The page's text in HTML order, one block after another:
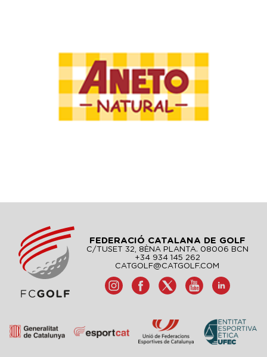
FEDERACIÓ CATALANA DE GOLF
C/TUSET 32, 8ÈNA PLANTA. 08006 BCN
+34 934 145 262
CATGOLF@CATGOLF.COM